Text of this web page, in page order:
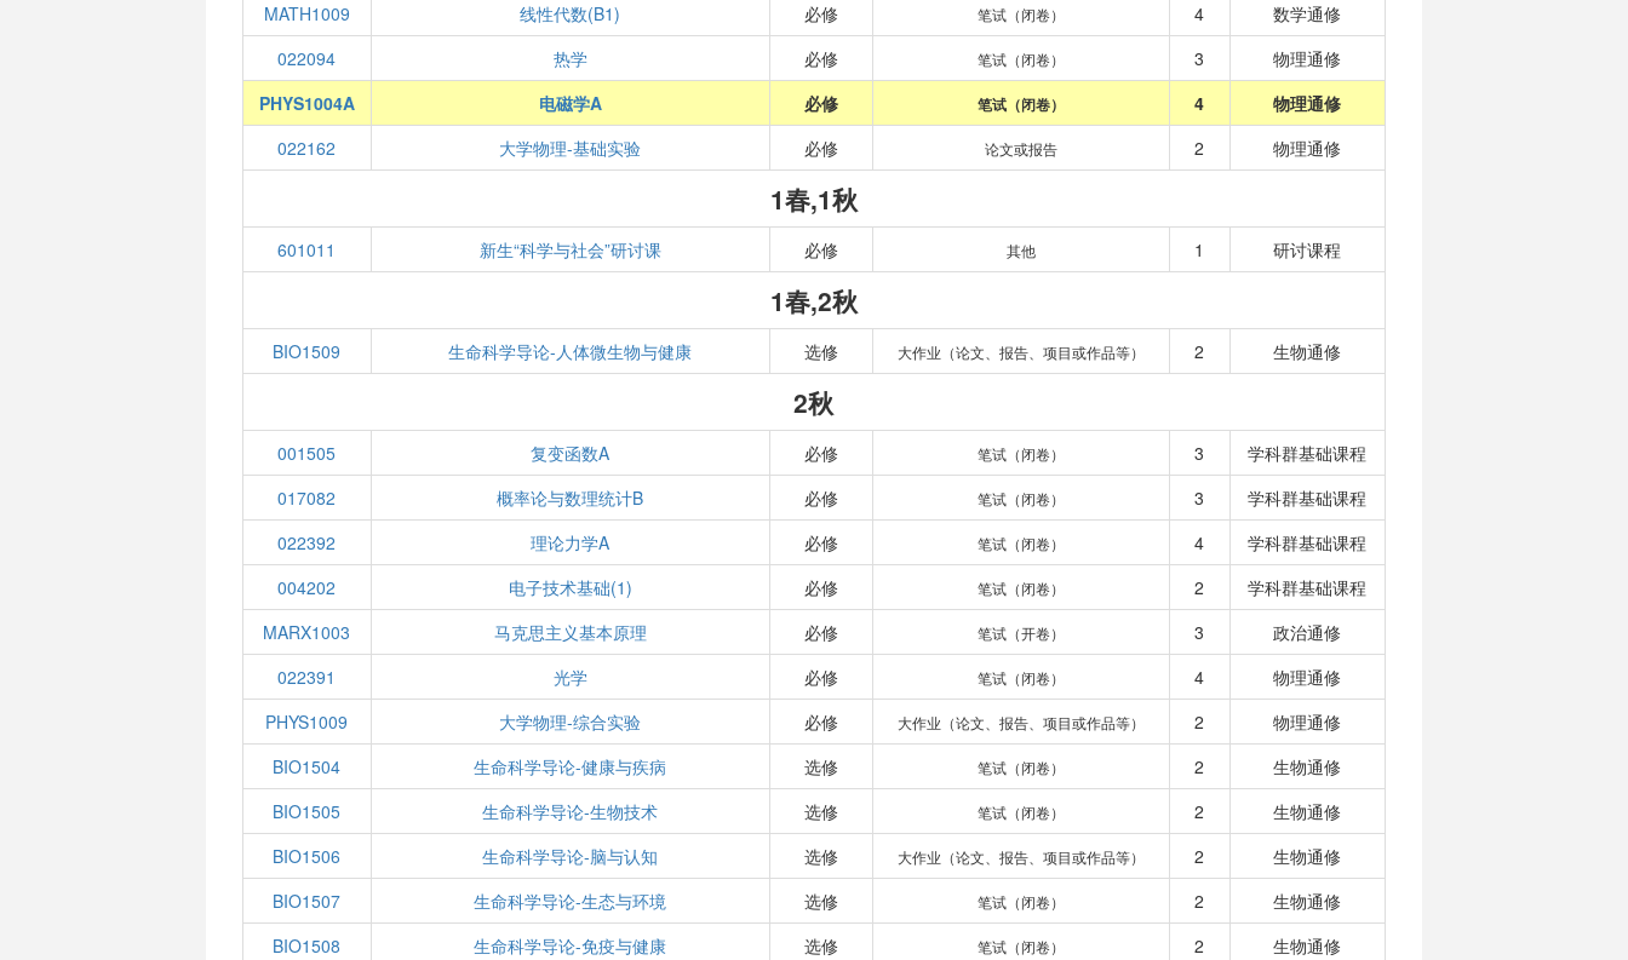
MATH1009
线性代数(B1) 必修 笔试（闭卷） 4
数学通修
022094
热学 必修 笔试（闭卷） 3
物理通修
PHYS1004A
电磁学A 必修 笔试（闭卷） 4
物理通修
022162
大学物理-基础实验 必修 论文或报告 2 物理通修
1春,1秋
601011 新生“科学与社会”研讨课 必修 其他 1 研讨课程
1春,2秋
BIO1509 生命科学导论-人体微生物与健康 选修 大作业（论文、报告、项目或作品等） 2 生物通修
2秋
001505 复变函数A 必修 笔试（闭卷） 3
学科群基础课程
017082
概率论与数理统计B 必修 笔试（闭卷） 3
学科群基础课程
022392
理论力学A 必修 笔试（闭卷） 4
学科群基础课程
004202
电子技术基础(1) 必修 笔试（闭卷） 2
学科群基础课程
MARX1003
马克思主义基本原理 必修 笔试（开卷） 3
政治通修
022391
光学 必修 笔试（闭卷） 4
物理通修
PHYS1009
大学物理-综合实验 必修 大作业（论文、报告、项目或作品等） 2
物理通修
BIO1504
生命科学导论-健康与疾病 选修 笔试（闭卷） 2
生物通修
BIO1505
生命科学导论-生物技术 选修 笔试（闭卷） 2
生物通修
BIO1506
生命科学导论-脑与认知 选修 大作业（论文、报告、项目或作品等） 2
生物通修
BIO1507
生命科学导论-生态与环境 选修 笔试（闭卷） 2
生物通修
BIO1508
生命科学导论-免疫与健康 选修 笔试（闭卷） 2
生物通修